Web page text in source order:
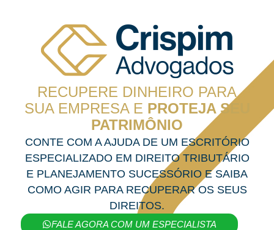
RECUPERE DINHEIRO PARA
SUA EMPRESA E PROTEJA SEU
PATRIMÔNIO
CONTE COM A AJUDA DE UM ESCRITÓRIO
ESPECIALIZADO EM DIREITO TRIBUTÁRIO
E PLANEJAMENTO SUCESSÓRIO E SAIBA
COMO AGIR PARA RECUPERAR OS SEUS
DIREITOS.
FALE AGORA COM UM ESPECIALISTA